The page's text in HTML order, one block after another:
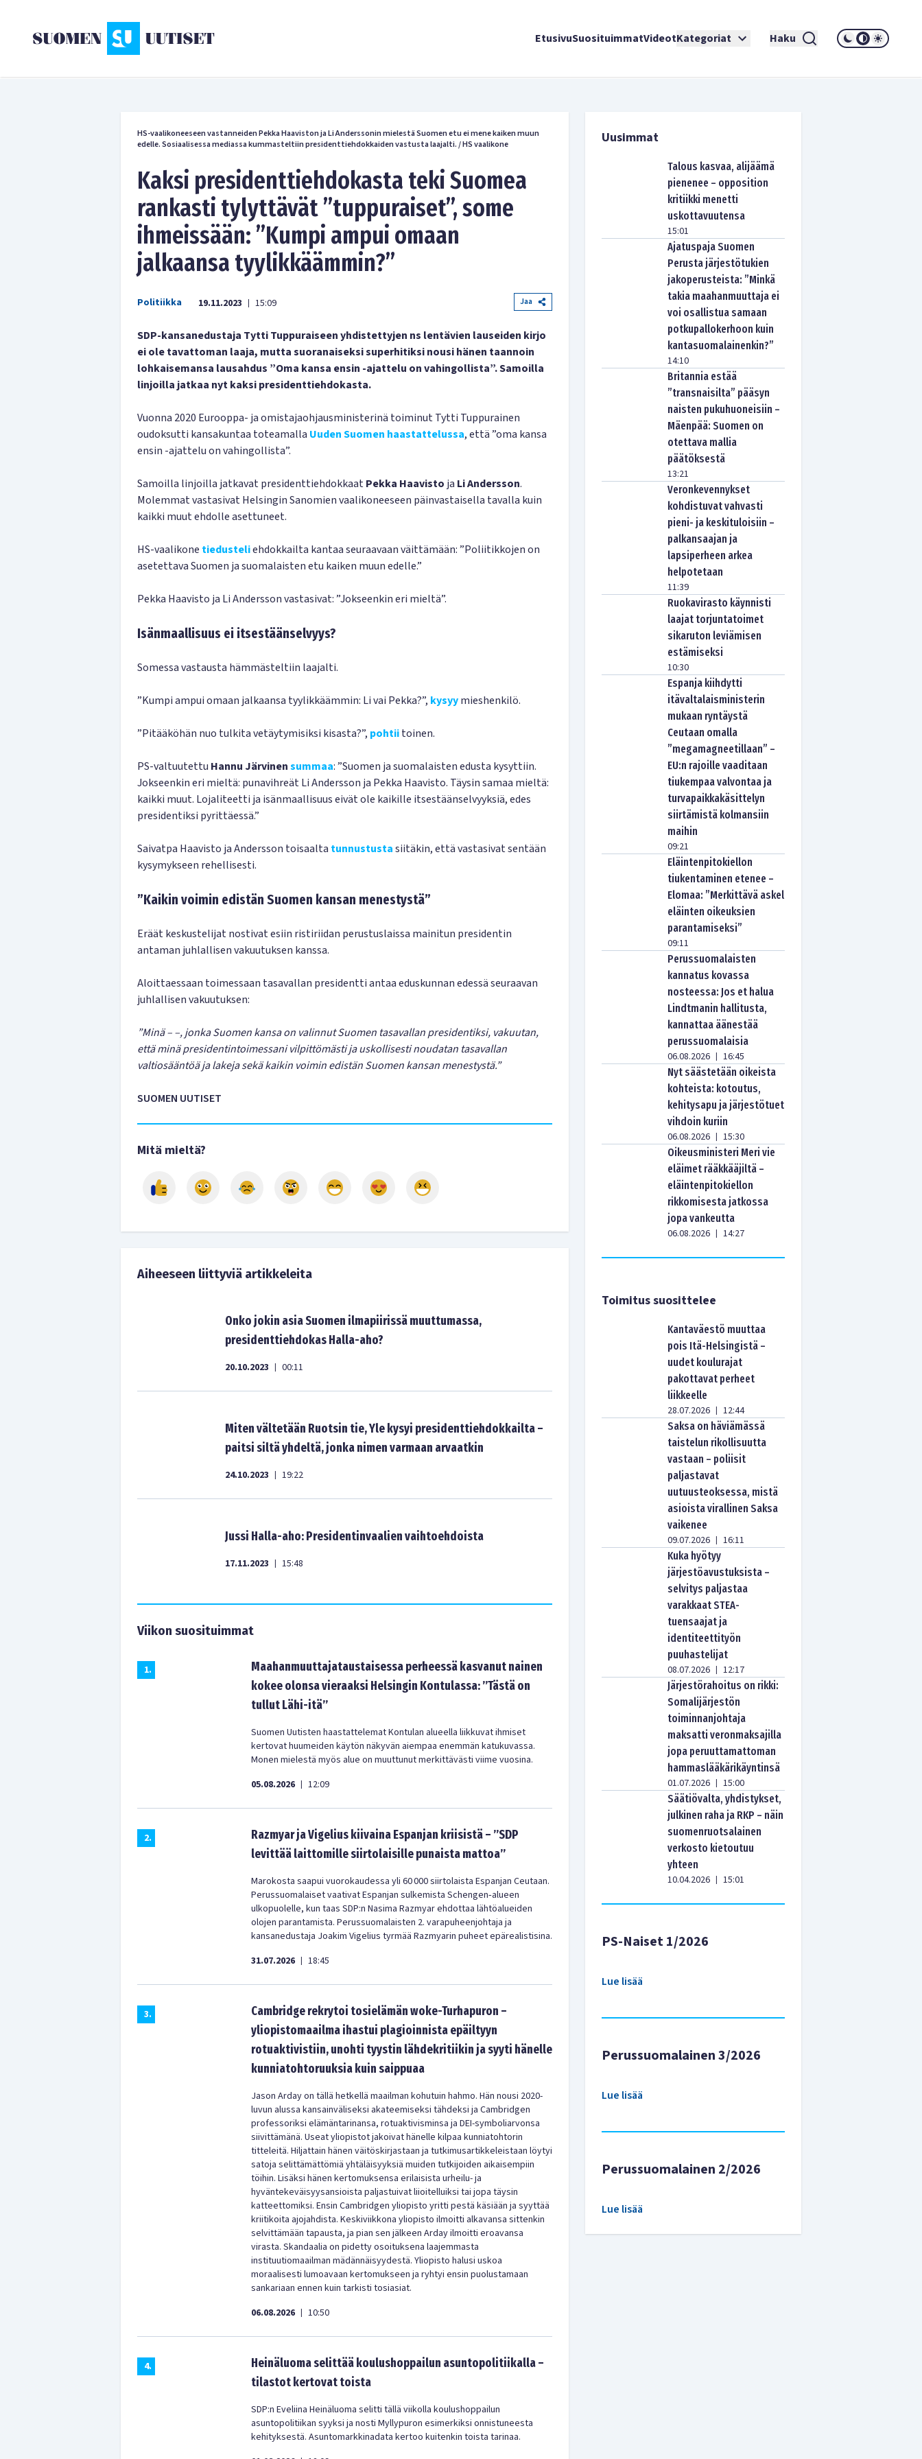
EtusivuSuosituimmatVideotKategoriat Haku
HS-vaalikoneeseen vastanneiden Pekka Haaviston ja Li Anderssonin mielestä Suomen etu ei mene kaiken muun
edelle. Sosiaalisessa mediassa kummasteltiin presidenttiehdokkaiden vastusta laajalti./HS vaalikone
Kaksi presidenttiehdokasta teki Suomea
rankasti tylyttävät ”tuppuraiset”, some
ihmeissään: ”Kumpi ampui omaan
jalkaansa tyylikkäämmin?”
Politiikka 19.11.2023 | 15:09 Jaa
SDP-kansanedustaja Tytti Tuppuraiseen yhdistettyjen ns lentävien lauseiden kirjo
ei ole tavattoman laaja, mutta suoranaiseksi superhitiksi nousi hänen taannoin
lohkaisemansa lausahdus ”Oma kansa ensin -ajattelu on vahingollista”. Samoilla
linjoilla jatkaa nyt kaksi presidenttiehdokasta.
Vuonna 2020 Eurooppa- ja omistajaohjausministerinä toiminut Tytti Tuppurainen
oudoksutti kansakuntaa toteamalla Uuden Suomen haastattelussa, että ”oma kansa
ensin -ajattelu on vahingollista”.
Samoilla linjoilla jatkavat presidenttiehdokkaatPekka Haavisto ja Li Andersson.
Molemmat vastasivat Helsingin Sanomien vaalikoneeseen päinvastaisella tavalla kuin
kaikki muut ehdolle asettuneet.
HS-vaalikone tiedusteliehdokkailta kantaa seuraavaan väittämään: ”Poliitikkojen on
asetettava Suomen ja suomalaisten etu kaiken muun edelle.”
Pekka Haavisto ja Li Andersson vastasivat: ”Jokseenkin eri mieltä”.
Isänmaallisuus ei itsestäänselvyys?
Somessa vastausta hämmästeltiin laajalti.
”Kumpi ampui omaan jalkaansa tyylikkäämmin: Li vai Pekka?”, kysyymieshenkilö.
”Pitääköhän nuo tulkita vetäytymisiksi kisasta?”, pohtiitoinen.
PS-valtuutettu Hannu Järvinensummaa: ”Suomen ja suomalaisten edusta kysyttiin.
Jokseenkin eri mieltä: punavihreät Li Andersson ja Pekka Haavisto. Täysin samaa mieltä:
kaikki muut. Lojaliteetti ja isänmaallisuus eivät ole kaikille itsestäänselvyyksiä, edes
presidentiksi pyrittäessä.”
Saivatpa Haavisto ja Andersson toisaalta tunnustustasiitäkin, että vastasivat sentään
kysymykseen rehellisesti.
”Kaikin voimin edistän Suomen kansan menestystä”
Eräät keskustelijat nostivat esiin ristiriidan perustuslaissa mainitun presidentin
antaman juhlallisen vakuutuksen kanssa.
Aloittaessaan toimessaan tasavallan presidentti antaa eduskunnan edessä seuraavan
juhlallisen vakuutuksen:
”Minä – –, jonka Suomen kansa on valinnut Suomen tasavallan presidentiksi, vakuutan,
että minä presidentintoimessani vilpittömästi ja uskollisesti noudatan tasavallan
valtiosääntöä ja lakeja sekä kaikin voimin edistän Suomen kansan menestystä.”
SUOMEN UUTISET
Mitä mieltä?
Aiheeseen liittyviä artikkeleita
Onko jokin asia Suomen ilmapiirissä muuttumassa,
presidenttiehdokas Halla-aho?
20.10.2023 | 00:11
Miten vältetään Ruotsin tie, Yle kysyi presidenttiehdokkailta –
paitsi siltä yhdeltä, jonka nimen varmaan arvaatkin
24.10.2023 | 19:22
Jussi Halla-aho: Presidentinvaalien vaihtoehdoista
17.11.2023 | 15:48
Viikon suosituimmat
1.
Maahanmuuttajataustaisessa perheessä kasvanut nainen
kokee olonsa vieraaksi Helsingin Kontulassa: ”Tästä on
tullut Lähi-itä”
Suomen Uutisten haastattelemat Kontulan alueella liikkuvat ihmiset
kertovat huumeiden käytön näkyvän aiempaa enemmän katukuvassa.
Monen mielestä myös alue on muuttunut merkittävästi viime vuosina.
05.08.2026 | 12:09
2.
Razmyar ja Vigelius kiivaina Espanjan kriisistä – ”SDP
levittää laittomille siirtolaisille punaista mattoa”
Marokosta saapui vuorokaudessa yli 60 000 siirtolaista Espanjan Ceutaan.
Perussuomalaiset vaativat Espanjan sulkemista Schengen‑alueen
ulkopuolelle, kun taas SDP:n Nasima Razmyar ehdottaa lähtöalueiden
olojen parantamista. Perussuomalaisten 2. varapuheenjohtaja ja
kansanedustaja Joakim Vigelius tyrmää Razmyarin puheet epärealistisina.
31.07.2026 | 18:45
3.
Cambridge rekrytoi tosielämän woke-Turhapuron –
yliopistomaailma ihastui plagioinnista epäiltyyn
rotuaktivistiin, unohti tyystin lähdekritiikin ja syyti hänelle
kunniatohtoruuksia kuin saippuaa
Jason Arday on tällä hetkellä maailman kohutuin hahmo. Hän nousi 2020-
luvun alussa kansainväliseksi akateemiseksi tähdeksi ja Cambridgen
professoriksi elämäntarinansa, rotuaktivisminsa ja DEI-symboliarvonsa
siivittämänä. Useat yliopistot jakoivat hänelle kilpaa kunniatohtorin
titteleitä. Hiljattain hänen väitöskirjastaan ja tutkimusartikkeleistaan löytyi
satoja selittämättömiä yhtäläisyyksiä muiden tutkijoiden aikaisempiin
töihin. Lisäksi hänen kertomuksensa erilaisista urheilu- ja
hyväntekeväisyysansioista paljastuivat liioitelluiksi tai jopa täysin
katteettomiksi. Ensin Cambridgen yliopisto yritti pestä käsiään ja syyttää
kriitikoita ajojahdista. Keskiviikkona yliopisto ilmoitti alkavansa sittenkin
selvittämään tapausta, ja pian sen jälkeen Arday ilmoitti eroavansa
virasta. Skandaalia on pidetty osoituksena laajemmasta
instituutiomaailman mädännäisyydestä. Yliopisto halusi uskoa
moraalisesti lumoavaan kertomukseen ja ryhtyi ensin puolustamaan
sankariaan ennen kuin tarkisti tosiasiat.
06.08.2026 | 10:50
4.
Heinäluoma selittää koulushoppailun asuntopolitiikalla –
tilastot kertovat toista
SDP:n Eveliina Heinäluoma selitti tällä viikolla koulushoppailun
asuntopolitiikan syyksi ja nosti Myllypuron esimerkiksi onnistuneesta
kehityksestä. Asuntomarkkinadata kertoo kuitenkin toista tarinaa.
Uusimmat
Talous kasvaa, alijäämä
pienenee – opposition
kritiikki menetti
uskottavuutensa
15:01
Ajatuspaja Suomen
Perusta järjestötukien
jakoperusteista: ”Minkä
takia maahanmuuttaja ei
voi osallistua samaan
potkupallokerhoon kuin
kantasuomalainenkin?”
14:10
Britannia estää
”transnaisilta” pääsyn
naisten pukuhuoneisiin –
Mäenpää: Suomen on
otettava mallia
päätöksestä
13:21
Veronkevennykset
kohdistuvat vahvasti
pieni- ja keskituloisiin –
palkansaajan ja
lapsiperheen arkea
helpotetaan
11:39
Ruokavirasto käynnisti
laajat torjuntatoimet
sikaruton leviämisen
estämiseksi
10:30
Espanja kiihdytti
itävaltalaisministerin
mukaan ryntäystä
Ceutaan omalla
”megamagneetillaan” –
EU:n rajoille vaaditaan
tiukempaa valvontaa ja
turvapaikkakäsittelyn
siirtämistä kolmansiin
maihin
09:21
Eläintenpitokiellon
tiukentaminen etenee –
Elomaa: ”Merkittävä askel
eläinten oikeuksien
parantamiseksi”
09:11
Perussuomalaisten
kannatus kovassa
nosteessa: Jos et halua
Lindtmanin hallitusta,
kannattaa äänestää
perussuomalaisia
06.08.2026 | 16:45
Nyt säästetään oikeista
kohteista: kotoutus,
kehitysapu ja järjestötuet
vihdoin kuriin
06.08.2026 | 15:30
Oikeusministeri Meri vie
eläimet rääkkääjiltä –
eläintenpitokiellon
rikkomisesta jatkossa
jopa vankeutta
06.08.2026 | 14:27
Toimitus suosittelee
Kantaväestö muuttaa
pois Itä-Helsingistä –
uudet koulurajat
pakottavat perheet
liikkeelle
28.07.2026 | 12:44
Saksa on häviämässä
taistelun rikollisuutta
vastaan – poliisit
paljastavat
uutuusteoksessa, mistä
asioista virallinen Saksa
vaikenee
09.07.2026 | 16:11
Kuka hyötyy
järjestöavustuksista –
selvitys paljastaa
varakkaat STEA-
tuensaajat ja
identiteettityön
puuhastelijat
08.07.2026 | 12:17
Järjestörahoitus on rikki:
Somalijärjestön
toiminnanjohtaja
maksatti veronmaksajilla
jopa peruuttamattoman
hammaslääkärikäyntinsä
01.07.2026 | 15:00
Säätiövalta, yhdistykset,
julkinen raha ja RKP – näin
suomenruotsalainen
verkosto kietoutuu
yhteen
10.04.2026 | 15:01
PS-Naiset 1/2026
Lue lisää
Perussuomalainen 3/2026
Lue lisää
Perussuomalainen 2/2026
Lue lisää